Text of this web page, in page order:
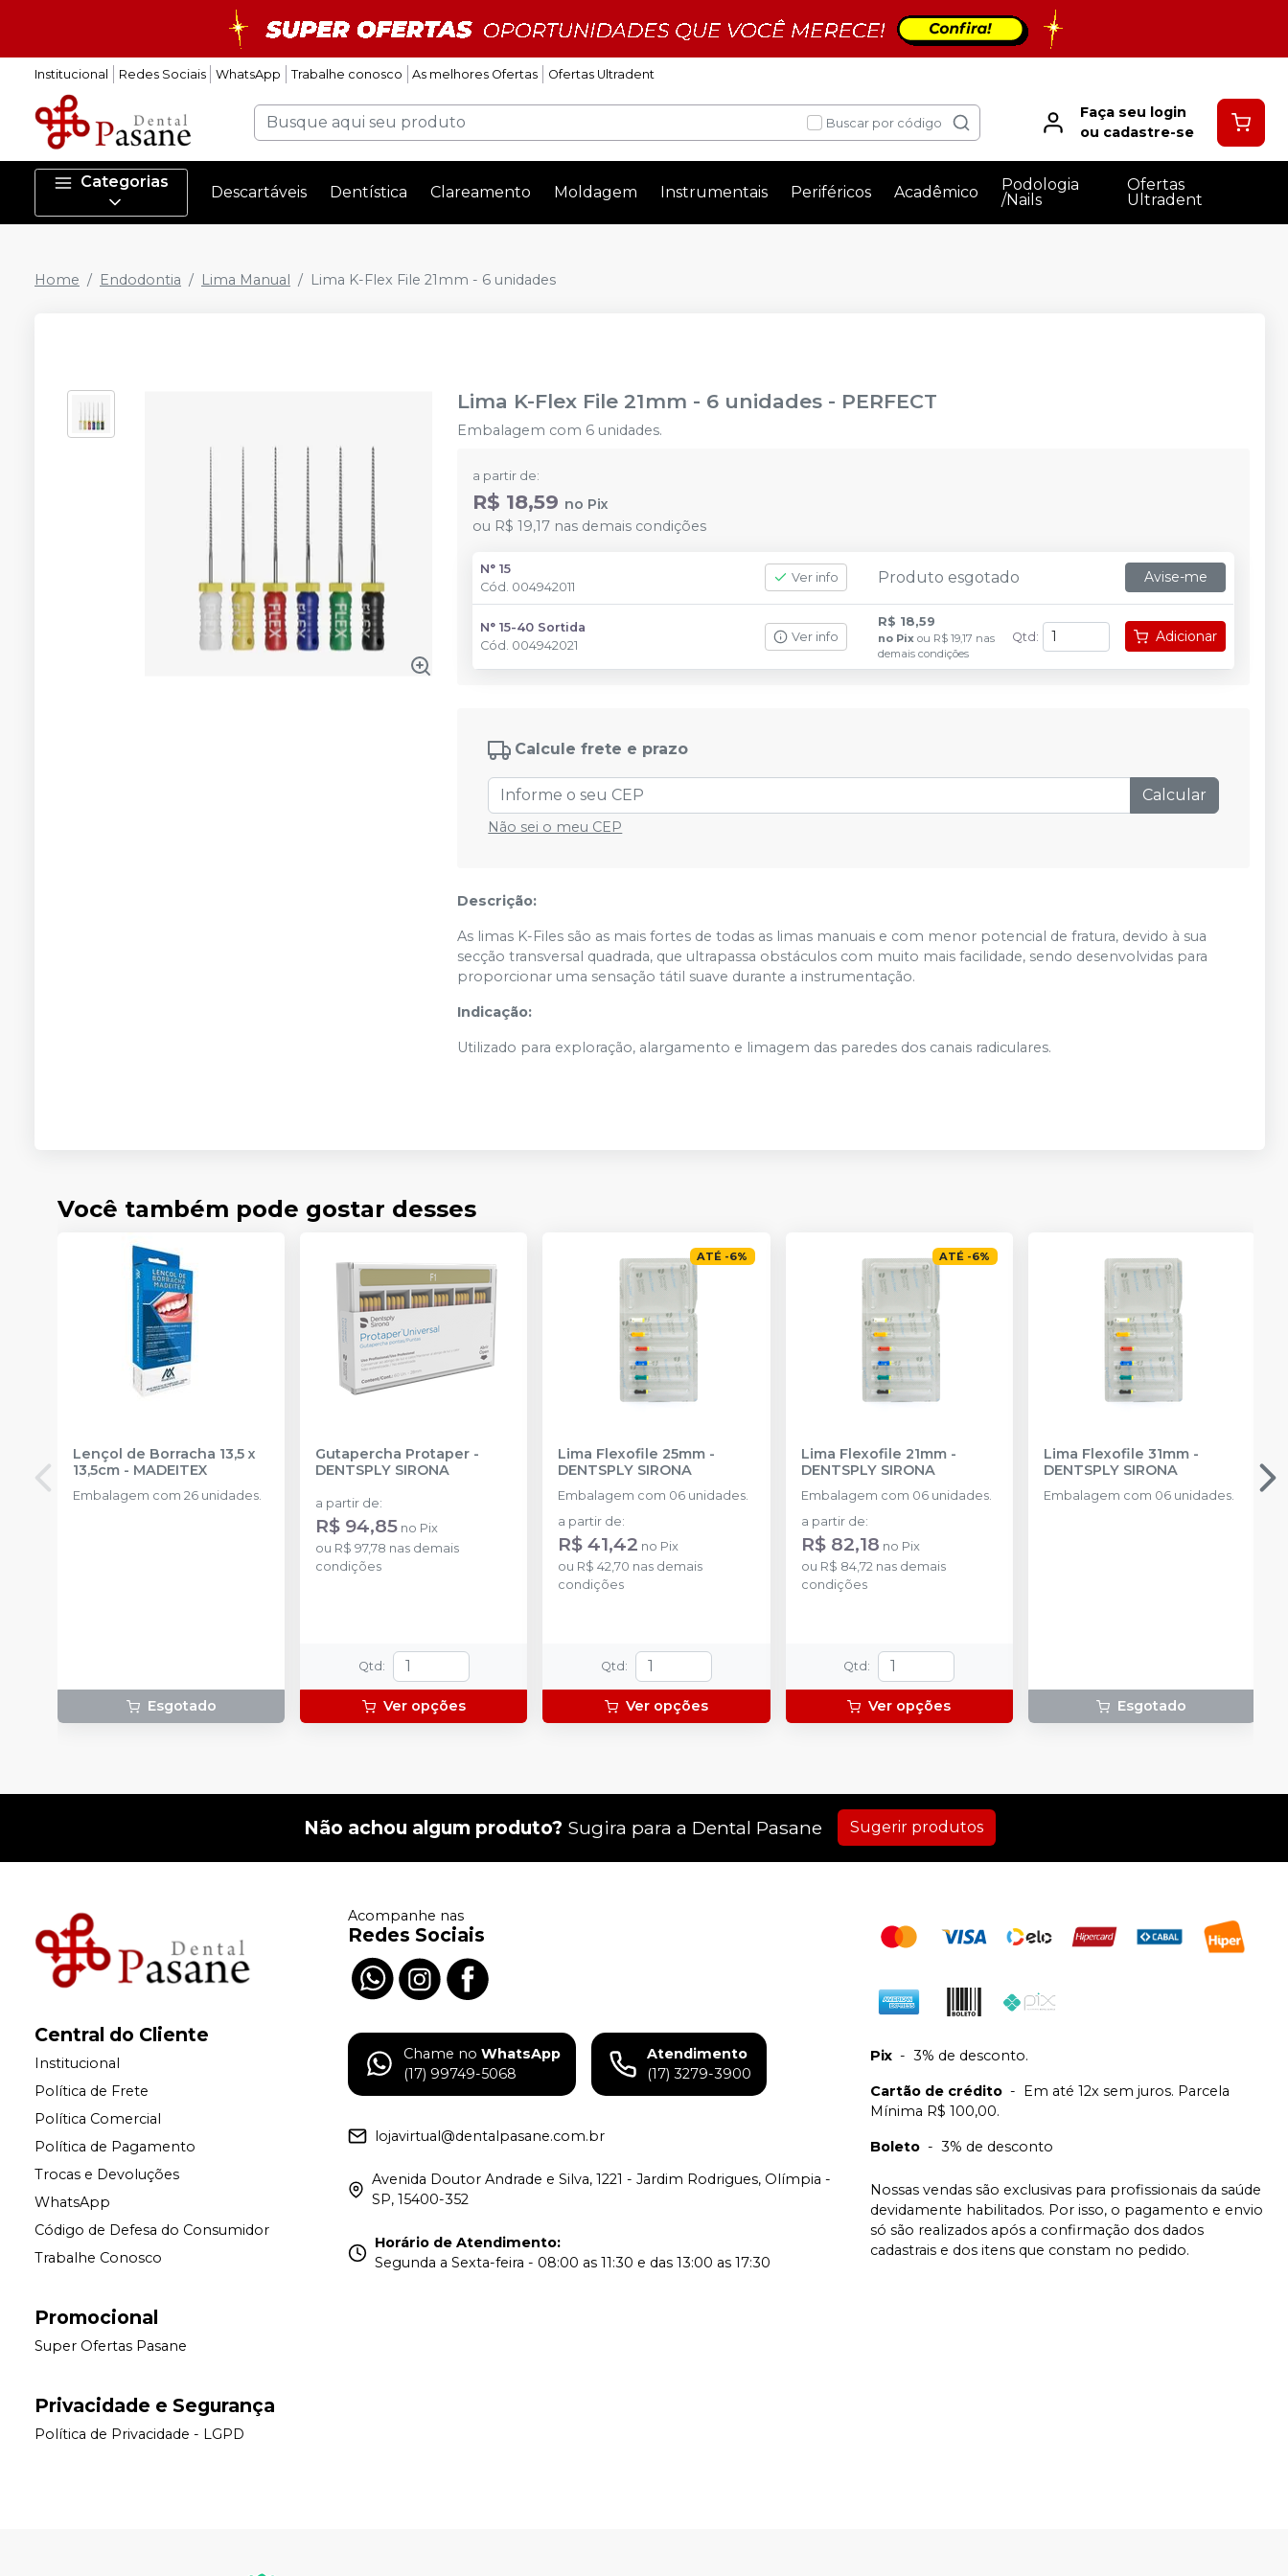
Institucional Redes Sociais WhatsApp Trabalhe conosco As melhores Ofertas Ofertas Ultradent
Buscar por código
Faça seu login
ou cadastre-se
Categorias
Descartáveis Dentística Clareamento Moldagem Instrumentais Periféricos Acadêmico
Podologia
/Nails
Ofertas
Ultradent
Home Endodontia Lima Manual Lima K-Flex File 21mm - 6 unidades
Lima K-Flex File 21mm - 6 unidades - PERFECT
Embalagem com 6 unidades.
a partir de:
R$ 18,59 no Pix
ou R$ 19,17 nas demais condições
N° 15
Cód. 004942011
Ver info Produto esgotado Avise-me
N° 15-40 Sortida
Cód. 004942021
Ver info
R$ 18,59
no Pix ou R$ 19,17 nas
demais condições
Qtd : Adicionar
Calcule frete e prazo
Calcular
Não sei o meu CEP
Descrição:
As limas K-Files são as mais fortes de todas as limas manuais e com menor potencial de fratura, devido à sua
secção transversal quadrada, que ultrapassa obstáculos com muito mais facilidade, sendo desenvolvidas para
proporcionar uma sensação tátil suave durante a instrumentação.
Indicação:
Utilizado para exploração, alargamento e limagem das paredes dos canais radiculares.
Você também pode gostar desses
Lençol de Borracha 13,5 x
13,5cm - MADEITEX
Embalagem com 26 unidades.
Esgotado
Gutapercha Protaper -
DENTSPLY SIRONA
a partir de:
R$ 94,85 no Pix
ou R$ 97,78 nas demais
condições
Qtd :
Ver opções
ATÉ -6%
Lima Flexofile 25mm -
DENTSPLY SIRONA
Embalagem com 06 unidades.
a partir de:
R$ 41,42 no Pix
ou R$ 42,70 nas demais
condições
Qtd :
Ver opções
ATÉ -6%
Lima Flexofile 21mm-
DENTSPLY SIRONA
Embalagem com 06 unidades.
a partir de:
R$ 82,18 no Pix
ou R$ 84,72 nas demais
condições
Qtd :
Ver opções
Lima Flexofile 31mm-
DENTSPLY SIRONA
Embalagem com 06 unidades.
Esgotado
Não achou algum produto? Sugira para a Dental Pasane Sugerir produtos
Central do Cliente
Institucional
Política de Frete
Política Comercial
Política de Pagamento
Trocas e Devoluções
WhatsApp
Código de Defesa do Consumidor
Trabalhe Conosco
Promocional
Super Ofertas Pasane
Privacidade e Segurança
Política de Privacidade - LGPD
Acompanhe nas
Redes Sociais
Chame no WhatsApp
(17) 99749-5068
Atendimento
(17) 3279-3900
lojavirtual@dentalpasane.com.br
Avenida Doutor Andrade e Silva, 1221 - Jardim Rodrigues, Olímpia -
SP, 15400-352
Horário de Atendimento:
Segunda a Sexta-feira - 08:00 as 11:30 e das 13:00 as 17:30
Pix - 3% de desconto.
Cartão de crédito - Em até 12x sem juros. Parcela
Mínima R$ 100,00.
Boleto - 3% de desconto
Nossas vendas são exclusivas para profissionais da saúde
devidamente habilitados. Por isso, o pagamento e envio
só são realizados após a confirmação dos dados
cadastrais e dos itens que constam no pedido.